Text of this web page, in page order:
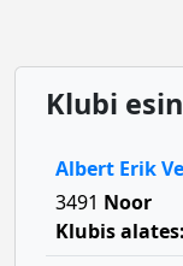
Klubi
Albert Erik
3491 Noor
Klubis alates: